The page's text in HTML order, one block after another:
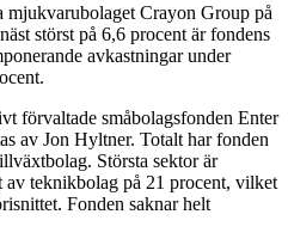
mjukvarubolaget Crayon Group på
störst på 6,6 procent är fondens
avkastningar under
förvaltade småbolagsfonden Enter
av Jon Hyltner. Totalt har fonden
Största sektor är
teknikbolag på 21 procent, vilket
Fonden saknar helt